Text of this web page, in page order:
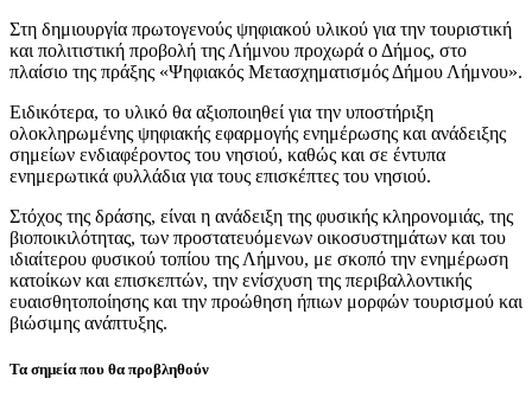
Στη δημιουργία πρωτογενούς ψηφιακού υλικού για την τουριστική
και πολιτιστική προβολή της Λήμνου προχωρά ο Δήμος, στο
πλαίσιο της πράξης «Ψηφιακός Μετασχηματισμός Δήμου Λήμνου».
Ειδικότερα, το υλικό θα αξιοποιηθεί για την υποστήριξη
ολοκληρωμένης ψηφιακής εφαρμογής ενημέρωσης και ανάδειξης
σημείων ενδιαφέροντος του νησιού, καθώς και σε έντυπα
ενημερωτικά φυλλάδια για τους επισκέπτες του νησιού.
Στόχος της δράσης, είναι η ανάδειξη της φυσικής κληρονομιάς, της
βιοποικιλότητας, των προστατευόμενων οικοσυστημάτων και του
ιδιαίτερου φυσικού τοπίου της Λήμνου, με σκοπό την ενημέρωση
κατοίκων και επισκεπτών, την ενίσχυση της περιβαλλοντικής
ευαισθητοποίησης και την προώθηση ήπιων μορφών τουρισμού και
βιώσιμης ανάπτυξης.
Τα σημεία που θα προβληθούν